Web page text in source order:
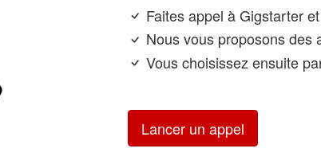
Faites appel à Gigstarter
Nous vous proposons des
Vous choisissez ensuite
Lancer un appel